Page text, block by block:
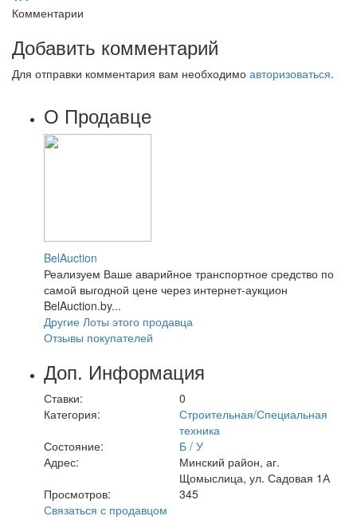
Комментарии
Добавить комментарий
Для отправки комментария вам необходимо авторизоваться.
О Продавце
BelAuction
Реализуем Ваше аварийное транспортное средство по
самой выгодной цене через интернет-аукцион
BelAuction.by...
Другие Лоты этого продавца
Отзывы покупателей
Доп. Информация
Ставки:
0
Категория:
Строительная/Специальная
техника
Состояние:
Б / У
Адрес:
Минский район, аг.
Щомыслица, ул. Садовая 1А
Просмотров:
345
Связаться с продавцом